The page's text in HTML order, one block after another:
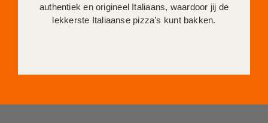
authentiek en origineel Italiaans, waardoor jij de
lekkerste Italiaanse pizza’s kunt bakken.